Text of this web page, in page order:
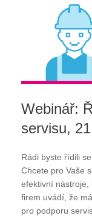
Webinář:
servisu,
Rádi byste řídili
Chcete pro Vaše
efektivní nástroje,
firem uvádí, že
pro podporu